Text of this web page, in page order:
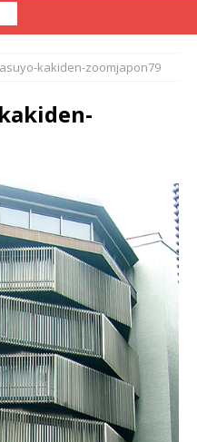
kakiden-zoomjapon79